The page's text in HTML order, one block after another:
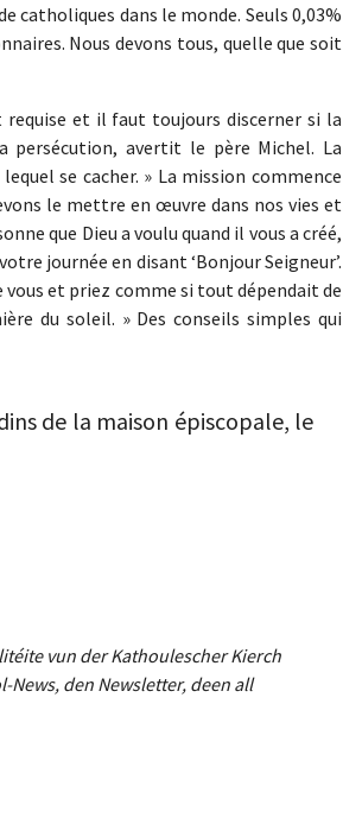
catholiques dans le monde. Seuls 0,03%
Nous devons tous, quelle que soit
requise et il faut toujours discerner si la
persécution, avertit le père Michel. La
se cacher. » La mission commence
le mettre en œuvre dans nos vies et
que Dieu a voulu quand il vous a créé,
journée en disant ‘Bonjour Seigneur’.
vous et priez comme si tout dépendait de
du soleil. » Des conseils simples qui
de la maison épiscopale, le
e vun der Kathoulescher Kierch
den Newsletter, deen all